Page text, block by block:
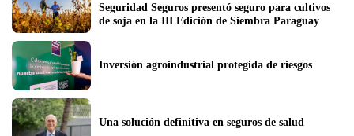
Seguridad Seguros presentó seguro para cultivos
de soja en la III Edición de Siembra Paraguay
Inversión agroindustrial protegida de riesgos
Una solución definitiva en seguros de salud